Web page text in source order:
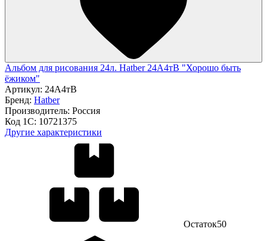
Альбом для рисования 24л. Hatber 24А4тВ "Хорошо быть
ёжиком"
Артикул: 24А4тВ
Бренд: Hatber
Производитель: Россия
Код 1С: 10721375
Другие характеристики
Остаток50